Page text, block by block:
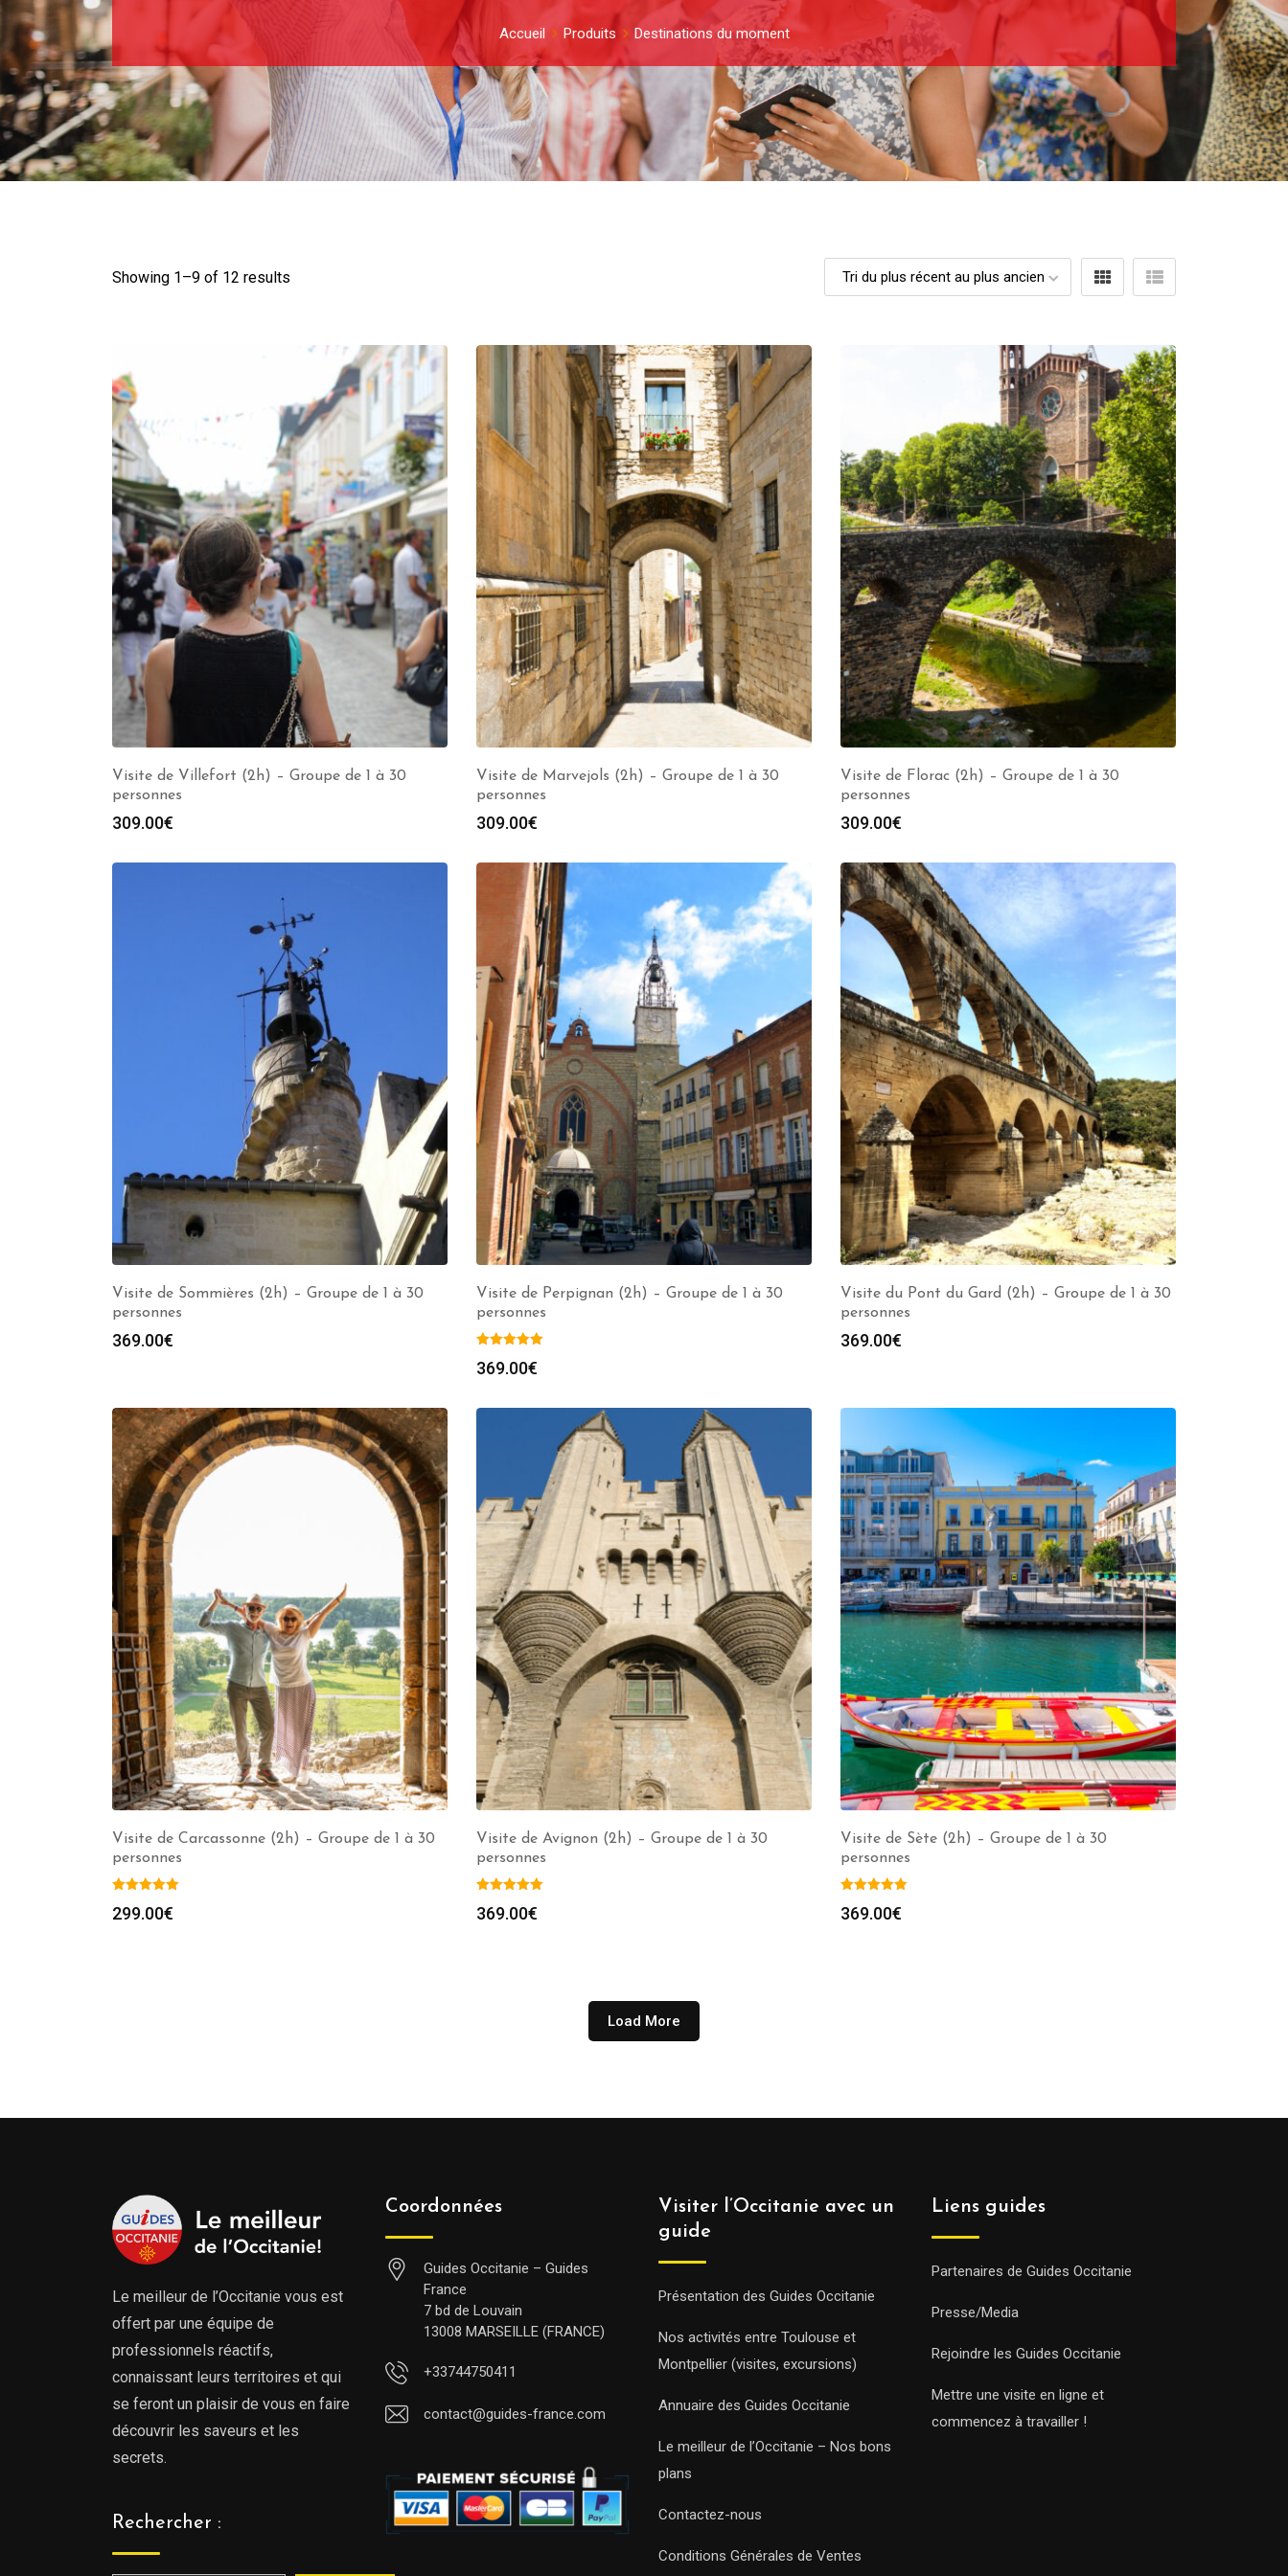
Accueil Produits Destinations du moment
Showing 1–9 of 12 results
Visite de Villefort (2h) – Groupe de 1 à 30
personnes
309.00€
Visite de Marvejols (2h) – Groupe de 1 à 30
personnes
309.00€
Visite de Florac (2h) – Groupe de 1 à 30
personnes
309.00€
Visite de Sommières (2h) – Groupe de 1 à 30
personnes
369.00€
Visite de Perpignan (2h) – Groupe de 1 à 30
personnes
369.00€
Visite du Pont du Gard (2h) – Groupe de 1 à 30
personnes
369.00€
Visite de Carcassonne (2h) – Groupe de 1 à 30
personnes
299.00€
Visite de Avignon (2h) – Groupe de 1 à 30
personnes
369.00€
Visite de Sète (2h) – Groupe de 1 à 30
personnes
369.00€
Load More
Le meilleur de l’Occitanie vous est
offert par une équipe de
professionnels réactifs,
connaissant leurs territoires et qui
se feront un plaisir de vous en faire
découvrir les saveurs et les
secrets.
Rechercher :
Coordonnées
Guides Occitanie – Guides
France
7 bd de Louvain
13008 MARSEILLE (FRANCE)
+33744750411
contact@guides-france.com
Visiter l’Occitanie avec un
guide
Présentation des Guides Occitanie
Nos activités entre Toulouse et
Montpellier (visites, excursions)
Annuaire des Guides Occitanie
Le meilleur de l’Occitanie – Nos bons
plans
Contactez-nous
Conditions Générales de Ventes
Liens guides
Partenaires de Guides Occitanie
Presse/Media
Rejoindre les Guides Occitanie
Mettre une visite en ligne et
commencez à travailler !